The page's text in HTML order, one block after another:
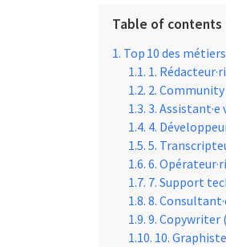
Table of contents
Top 10 des
1.
2.
3. Assistant·e
4.
5.
6.
7. Support
8.
9. Copywriter
10.